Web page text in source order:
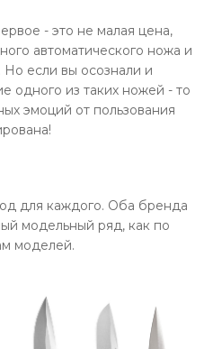
- это не малая цена,
автоматического ножа и
если вы осознали и
одного из таких ножей - то
эмоций от пользования
для каждого. Оба бренда
модельный ряд, как по
моделей.